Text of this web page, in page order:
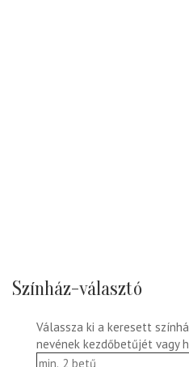
Színház-választó
Válassza ki a keresett
nevének kezdőbetűjét vagy